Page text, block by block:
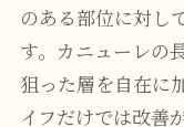
のある部位に対し
す。カニューレの
狙った層を自在に
イフだけでは改善